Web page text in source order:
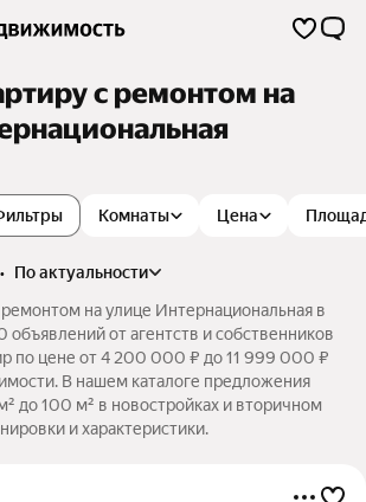
с ремонтом на
Комнаты Цена
•
по актуальности
на улице Интернациональная в
от агентств и собственников
по цене от 4 200 000 ₽ до 11 999 000 ₽
В нашем каталоге предложения
до 100 м² в новостройках и вторичном
и характеристики.